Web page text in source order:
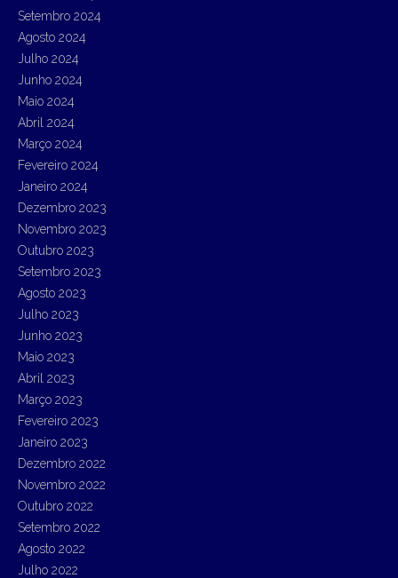
Setembro 2024
Agosto 2024
Julho 2024
Junho 2024
Maio 2024
Abril 2024
Março 2024
Fevereiro 2024
Janeiro 2024
Dezembro 2023
Novembro 2023
Outubro 2023
Setembro 2023
Agosto 2023
Julho 2023
Junho 2023
Maio 2023
Abril 2023
Março 2023
Fevereiro 2023
Janeiro 2023
Dezembro 2022
Novembro 2022
Outubro 2022
Setembro 2022
Agosto 2022
Julho 2022